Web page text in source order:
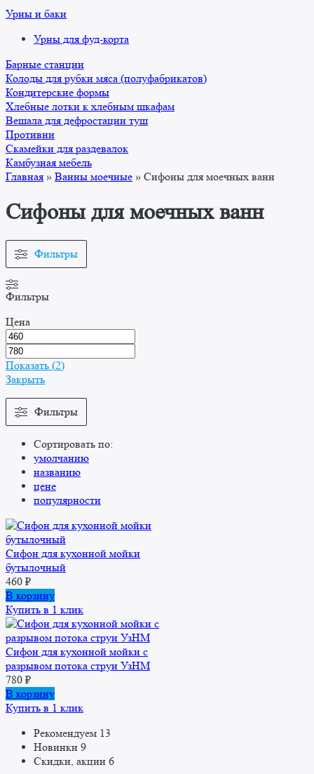
Урны и баки
Урны для фуд-корта
Барные станции
Колоды для рубки мяса (полуфабрикатов)
Кондитерские формы
Хлебные лотки к хлебным шкафам
Вешала для дефростации туш
Противни
Скамейки для раздевалок
Камбузная мебель
Главная » Ванны моечные » Сифоны для моечных ванн
Сифоны для моечных ванн
Фильтры
Фильтры
Цена
Показать (2)
Закрыть
Фильтры
Сортировать по:
умолчанию
названию
цене
популярности
Сифон для кухонной мойки
бутылочный
460 ₽
В корзину
Купить в 1 клик
Сифон для кухонной мойки с
разрывом потока струи УзНМ
780 ₽
В корзину
Купить в 1 клик
Рекомендуем 13
Новинки 9
Скидки, акции 6